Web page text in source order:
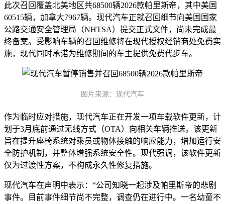
此次召回覆盖北美地区共68500辆2026款帕里斯帝，其中美国
60515辆，加拿大7967辆。现代汽车正就召回细节向美国国家
公路交通安全管理局（NHTSA）提交正式文件，尚未完成最
终备案。受影响车辆的召回维修将在现代授权经销商处免费实
施，现代同时承诺为维修期间的车主提供免费代步车。
图片来源：现代汽车
作为临时应对措施，现代汽车正在开发一项车载软件更新，计
划于3月底前通过无线方式（OTA）向相关车辆推送。该更新
旨在提升座椅系统对乘员或物体接触的响应能力，增加运行安
全防护机制，并整体增强系统安全性。现代强调，该软件更新
仅为过渡性方案，不构成永久性修复措施。
现代汽车在声明中表示：“公司知晓一起涉及帕里斯帝的悲剧
事件。目前事件细节尚不完整，调查仍在进行中。一名幼童不